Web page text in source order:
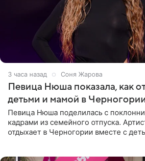
3 часа назад Соня Жарова
Певица Нюша показала, как
детьми и мамой в
Певица Нюша поделилась с
кадрами из семейного отпуска.
отдыхает в Черногории вместе с